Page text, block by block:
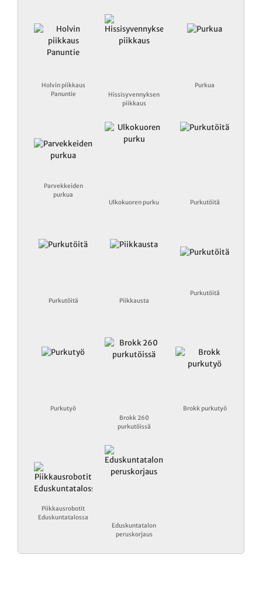
Holvin piikkaus
Panuntie
Hissisyvennyksen
piikkaus
Purkua
Parvekkeiden
purkua
Ulkokuoren purku
Purkutöitä
Purkutöitä Piikkausta
Purkutöitä
Purkutyö
Brokk 260
purkutöissä
Brokk purkutyö
Piikkausrobotit
Eduskuntatalossa
Eduskuntatalon
peruskorjaus